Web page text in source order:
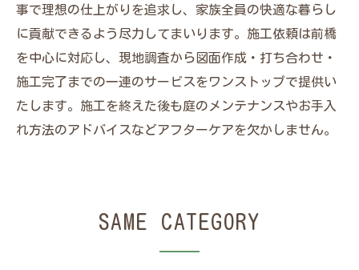
事で理想の仕上がりを追求し、家族全員の快適な暮らし
に貢献できるよう尽力してまいります。施工依頼は前橋
を中心に対応し、現地調査から図面作成・打ち合わせ・
施工完了までの一連のサービスをワンストップで提供い
たします。施工を終えた後も庭のメンテナンスやお手入
れ方法のアドバイスなどアフターケアを欠かしません。
SAME CATEGORY